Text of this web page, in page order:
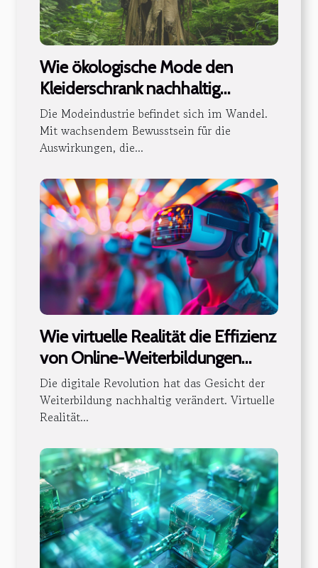
Wie ökologische Mode den
Kleiderschrank nachhaltig
verändert
Die Modeindustrie befindet sich im Wandel.
Mit wachsendem Bewusstsein für die
Auswirkungen, die...
Wie virtuelle Realität die Effizienz
von Online-Weiterbildungen
steigert
Die digitale Revolution hat das Gesicht der
Weiterbildung nachhaltig verändert. Virtuelle
Realität...